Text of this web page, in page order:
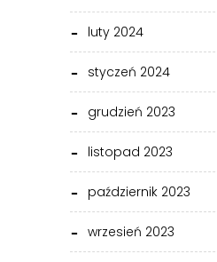
luty 2024
styczeń 2024
grudzień 2023
listopad 2023
październik 2023
wrzesień 2023